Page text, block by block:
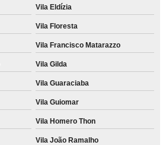
Vila Eldízia
Vila Floresta
Vila Francisco Matarazzo
Vila Gilda
Vila Guaraciaba
Vila Guiomar
Vila Homero Thon
Vila João Ramalho